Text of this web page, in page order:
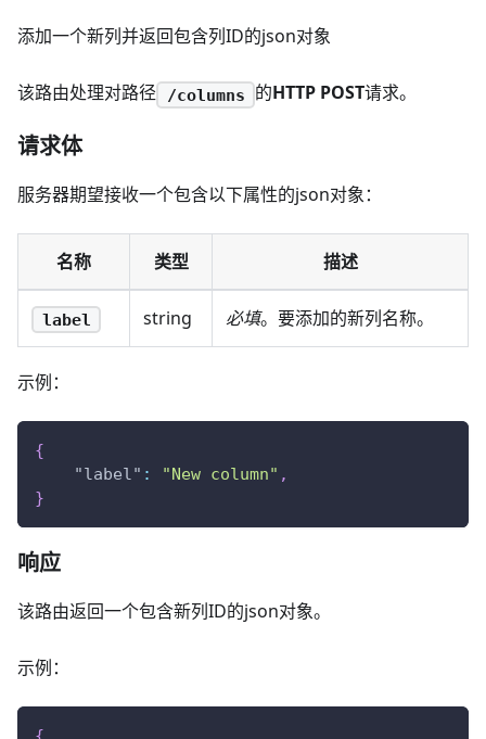
添加一个新列并返回包含列ID的json对象
该路由处理对路径 /columns 的HTTP POST请求。
请求体
服务器期望接收一个包含以下属性的json对象：
名称 类型 描述
label string 必填。要添加的新列名称。
示例：
{
"label" : "New column" ,
}
响应
该路由返回一个包含新列ID的json对象。
示例：